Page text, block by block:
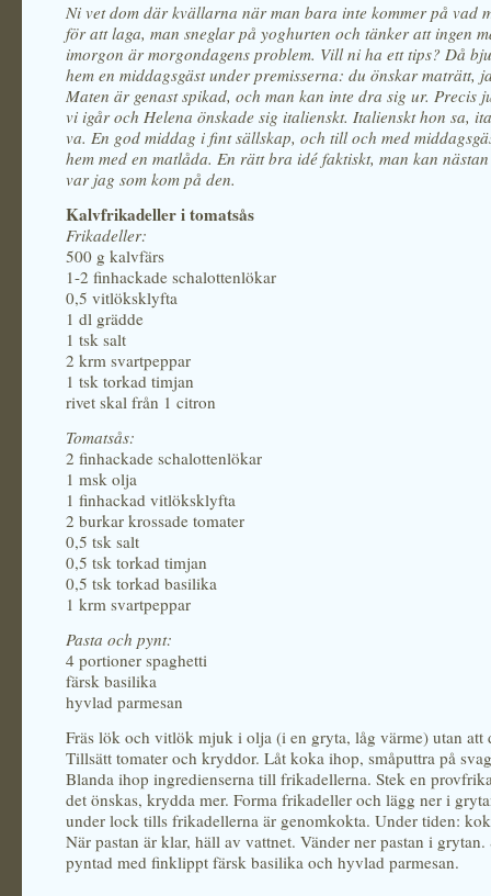
Ni vet dom där kvällarna när man bara inte kommer på vad
för att laga, man sneglar på yoghurten och tänker att ingen
imorgon är morgondagens problem. Vill ni ha ett tips? Då
hem en middagsgäst under premisserna: du önskar maträtt,
Maten är genast spikad, och man kan inte dra sig ur. Precis
vi igår och Helena önskade sig italienskt. Italienskt hon sa,
va. En god middag i fint sällskap, och till och med
hem med en matlåda. En rätt bra idé faktiskt, man kan
var jag som kom på den.
Kalvfrikadeller i tomatsås
Frikadeller:
500 g kalvfärs
1-2 finhackade schalottenlökar
0,5 vitlöksklyfta
1 dl grädde
1 tsk salt
2 krm svartpeppar
1 tsk torkad timjan
rivet skal från 1 citron
Tomatsås:
2 finhackade schalottenlökar
1 msk olja
1 finhackad vitlöksklyfta
2 burkar krossade tomater
0,5 tsk salt
0,5 tsk torkad timjan
0,5 tsk torkad basilika
1 krm svartpeppar
Pasta och pynt:
4 portioner spaghetti
färsk basilika
hyvlad parmesan
Fräs lök och vitlök mjuk i olja (i en gryta, låg värme) utan att
Tillsätt tomater och kryddor. Låt koka ihop, småputtra på
Blanda ihop ingredienserna till frikadellerna. Stek en
det önskas, krydda mer. Forma frikadeller och lägg ner i
under lock tills frikadellerna är genomkokta. Under tiden:
När pastan är klar, häll av vattnet. Vänder ner pastan i grytan.
pyntad med finklippt färsk basilika och hyvlad parmesan.